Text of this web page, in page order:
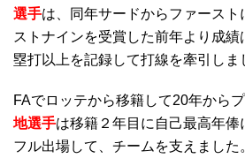
選手は、同年サードからファース
ストナインを受賞した前年より成
塁打以上を記録して打線を牽引しま
FAでロッテから移籍して20年から
地選手は移籍２年目に自己最高年俸
フル出場して、チームを支えました